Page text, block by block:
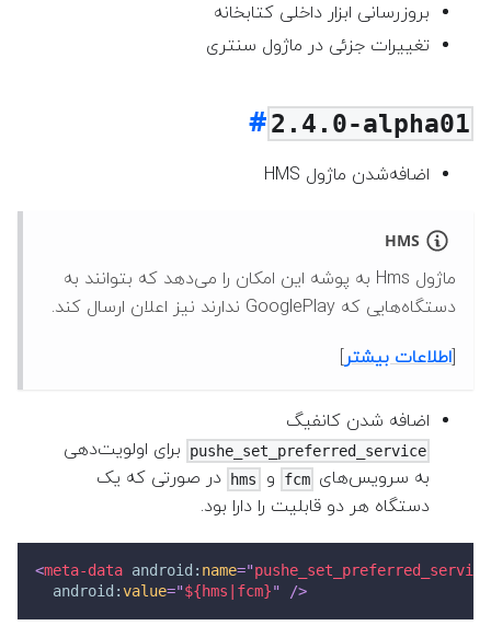
بروزرسانی ابزار داخلی کتابخانه
تغییرات جزئی در ماژول سنتری
2.4.0-alpha01
اضافه‌شدن ماژول HMS
HMS
ماژول Hms به پوشه این امکان را می‌دهد که بتوانند به
دستگاه‌هایی که GooglePlay ندارند نیز اعلان ارسال کند.
اطلاعات بیشتر
اضافه شدن کانفیگ
pushe_set_preferred_service
برای اولویت‌دهی
به سرویس‌های fcm و hms
در صورتی که یک
دستگاه هر دو قابلیت را دارا بود.
<meta-data android: name="pushe_set_preferred_service
android:value="${hms|fcm}" />